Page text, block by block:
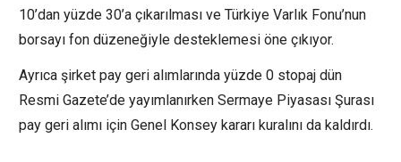
10’dan yüzde 30’a çıkarılması ve Türkiye Varlık Fonu’nun
borsayı fon düzeneğiyle desteklemesi öne çıkıyor.
Ayrıca şirket pay geri alımlarında yüzde 0 stopaj dün
Resmi Gazete’de yayımlanırken Sermaye Piyasası Şurası
pay geri alımı için Genel Konsey kararı kuralını da kaldırdı.